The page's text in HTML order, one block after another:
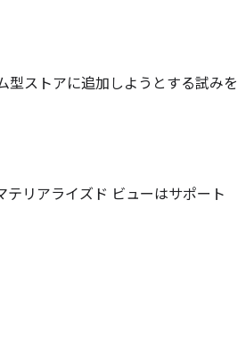
型ストアに追加しようとする試みを
リアライズド ビューはサポート